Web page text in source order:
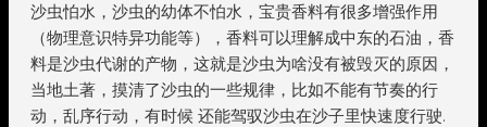
沙虫怕水，沙虫的幼体不怕水，宝贵香料有很多增强作用
（物理意识特异功能等），香料可以理解成中东的石油，香
料是沙虫代谢的产物，这就是沙虫为啥没有被毁灭的原因，
当地土著，摸清了沙虫的一些规律，比如不能有节奏的行
动，乱序行动，有时候 还能驾驭沙虫在沙子里快速度行驶.